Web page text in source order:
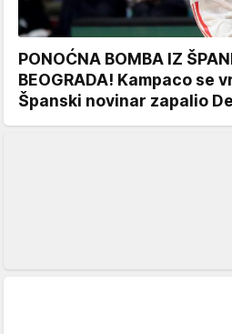
PONOĆNA BOMBA IZ
BEOGRADA! Kampaco se
Španski novinar zapalio